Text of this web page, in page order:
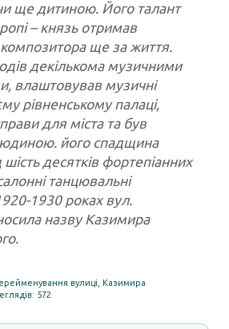
ще дитиною. Його талант
– князь отримав
композитора ще за життя.
декількома музичними
влаштовував музичні
рівненському палаці,
для міста та був
його спадщина
шість десятків фортепіанних
салонні танцювальні
1930 роках вул.
назву Казимира
вулиці ,Казимира
572